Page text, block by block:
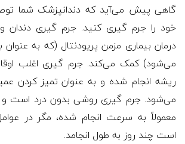
گاهی پیش می‌آید که دندانپزشک شما
خود را جرم گیری کنید. جرم گیری دندان
درمان بیماری مزمن پریودنتال (که به
می‌شود) کمک می‌کند. جرم گیری اغلب
ریشه انجام شده و به عنوان تمیز کردن
می‌شود. جرم گیری روشی بدون درد است
معمولاً به سرعت انجام شده، مگر در
است چند روز به طول انجامد.